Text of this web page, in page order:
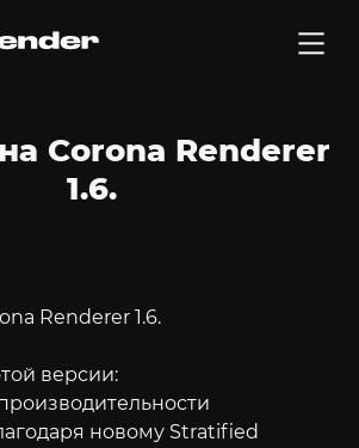
Corona Renderer
1.6.
Renderer 1.6.
версии:
новому Stratified